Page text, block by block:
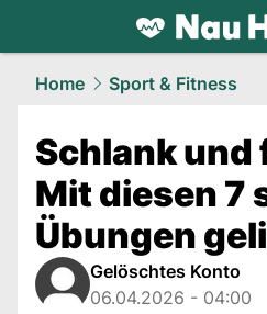
health.NAU.ch
Home Sport & Fitness
Schlank und
Mit diesen 7
Übungen
Gelöschtes Konto
06.04.2026 - 04:00